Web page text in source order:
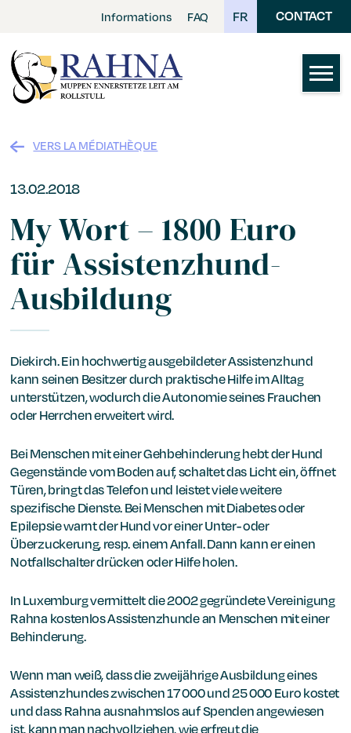
Informations FAQ FR CONTACT
VERS LA MÉDIATHÈQUE
13.02.2018
My Wort – 1800 Euro
für Assistenzhund-
Ausbildung
Diekirch. Ein hochwertig ausgebildeter Assistenzhund
kann seinen Besitzer durch praktische Hilfe im Alltag
unterstützen, wodurch die Autonomie seines Frauchen
oder Herrchen erweitert wird.
Bei Menschen mit einer Gehbehinderung hebt der Hund
Gegenstände vom Boden auf, schaltet das Licht ein, öffnet
Türen, bringt das Telefon und leistet viele weitere
spezifische Dienste. Bei Menschen mit Diabetes oder
Epilepsie warnt der Hund vor einer Unter- oder
Überzuckerung, resp. einem Anfall. Dann kann er einen
Notfallschalter drücken oder Hilfe holen.
In Luxemburg vermittelt die 2002 gegründete Vereinigung
Rahna kostenlos Assistenzhunde an Menschen mit einer
Behinderung.
Wenn man weiß, dass die zweijährige Ausbildung eines
Assistenzhundes zwischen 17 000 und 25 000 Euro kostet
und dass Rahna ausnahmslos auf Spenden angewiesen
ist, kann man nachvollziehen, wie erfreut die